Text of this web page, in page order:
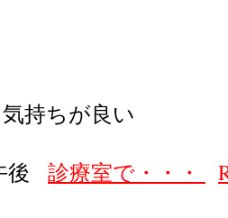
持ちが良い
後 診療室で・・・